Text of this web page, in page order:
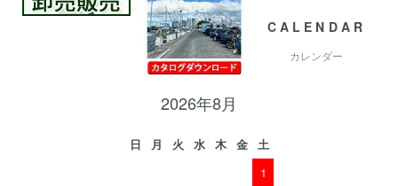
CALENDAR
カレンダー
2026年8月
日 月 火 水 木 金
土
1